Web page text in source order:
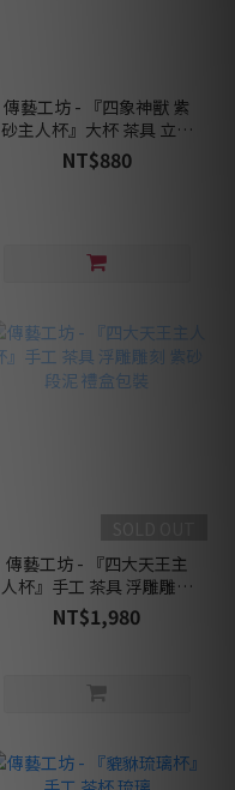
傳藝工坊 - 『四象神獸 紫
砂主人杯』大杯 茶具 立體
浮雕 紫砂黃段泥
NT$880
傳藝工坊 - 『四大天王主
人杯』手工 茶具 浮雕雕刻
紫砂段泥 禮盒包裝
NT$1,980